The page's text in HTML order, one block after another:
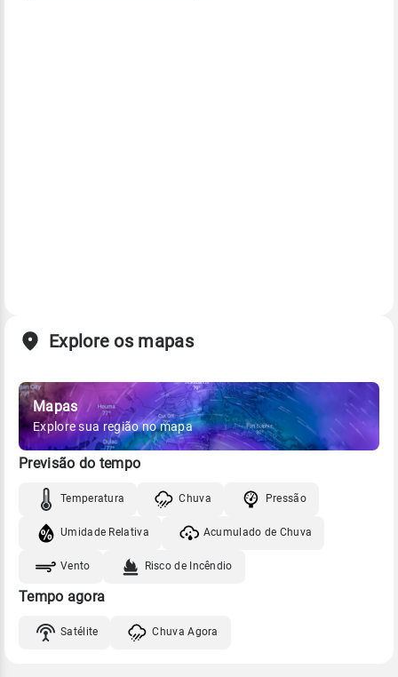
Explore os mapas
Mapas
Explore sua região no mapa
Previsão do tempo
Temperatura Chuva Pressão
Umidade Relativa Acumulado de Chuva
Vento Risco de Incêndio
Tempo agora
Satélite Chuva Agora